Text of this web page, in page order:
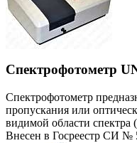
Спектрофотометр
Спектрофотометр
пропускания или
видимой области спектра
Внесен в Госреестр СИ №